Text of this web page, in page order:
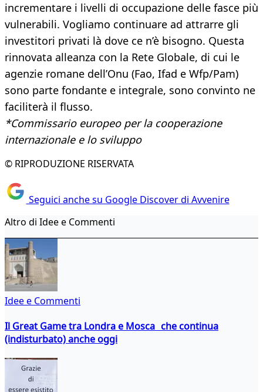
incrementare i livelli di occupazione delle fasce più
vulnerabili. Vogliamo continuare ad attrarre gli
investitori privati là dove ce n’è bisogno. Questa
rinnovata alleanza con la Rete Globale, di cui le
agenzie romane dell’Onu (Fao, Ifad e Wfp/Pam)
sono parte fondante e integrale, sono convinto ne
faciliterà il flusso.
*Commissario europeo per la cooperazione
internazionale e lo sviluppo
© RIPRODUZIONE RISERVATA
Seguici anche su Google Discover di Avvenire
Altro di Idee e Commenti
Idee e Commenti
Il Great Game tra Londra e Mosca che continua
(indisturbato) anche oggi